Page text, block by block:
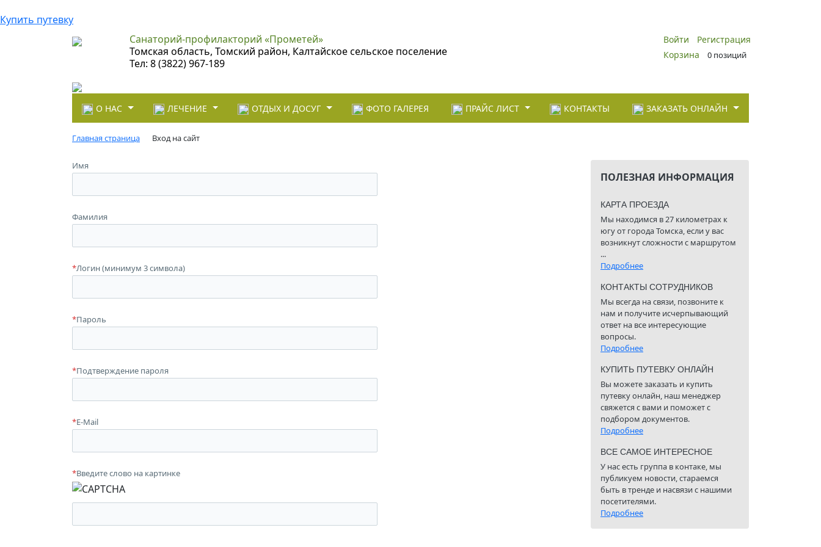
Купить путевку
Санаторий-профилакторий «Прометей»
Томская область, Томский район, Калтайское сельское поселение
Тел: 8 (3822) 967-189
Войти
Регистрация
Корзина
0 позиций
О НАС ЛЕЧЕНИЕ ОТДЫХ И ДОСУГ ФОТО ГАЛЕРЕЯ ПРАЙС ЛИСТ КОНТАКТЫ ЗАКАЗАТЬ ОНЛАЙН
Главная страница Вход на сайт
Имя
Фамилия
*Логин (минимум 3 символа)
*Пароль
*Подтверждение пароля
*E-Mail
*Введите слово на картинке
ПОЛЕЗНАЯ ИНФОРМАЦИЯ
КАРТА ПРОЕЗДА
Мы находимся в 27 километрах к
югу от города Томска, если у вас
возникнут сложности с маршрутом
...
Подробнее
КОНТАКТЫ СОТРУДНИКОВ
Мы всегда на связи, позвоните к
нам и получите исчерпывающий
ответ на все интересующие
вопросы.
Подробнее
КУПИТЬ ПУТЕВКУ ОНЛАЙН
Вы можете заказать и купить
путевку онлайн, наш менеджер
свяжется с вами и поможет с
подбором документов.
Подробнее
ВСЕ САМОЕ ИНТЕРЕСНОЕ
У нас есть группа в контаке, мы
публикуем новости, стараемся
быть в тренде и насвязи с нашими
посетителями.
Подробнее